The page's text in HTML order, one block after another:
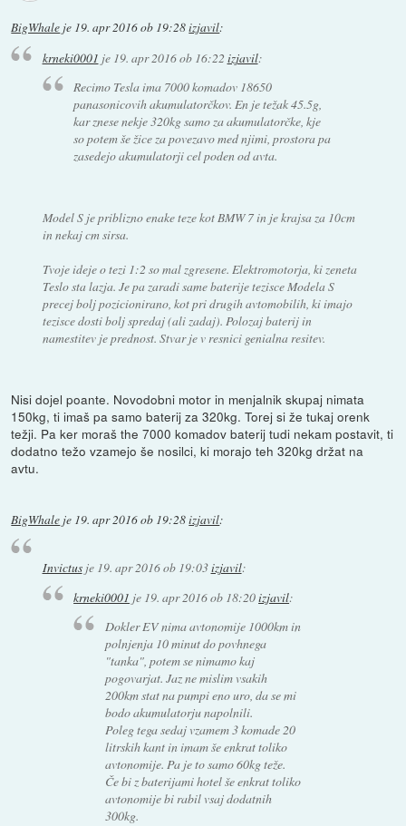
BigWhale je 19. apr 2016 ob 19:28izjavil:
krneki0001 je 19. apr 2016 ob 16:22 izjavil:
Recimo Tesla ima 7000 komadov 18650
panasonicovih akumulatorčkov. En je težak 45.5g,
kar znese nekje 320kg samo za akumulatorčke, kje
so potem še žice za povezavo med njimi, prostora pa
zasedejo akumulatorji cel poden od avta.
Model S je priblizno enake teze kot BMW 7 in je krajsa za 10cm
in nekaj cm sirsa.
Tvoje ideje o tezi 1:2 so mal zgresene. Elektromotorja, ki zeneta
Teslo sta lazja. Je pa zaradi same baterije tezisce Modela S
precej bolj pozicionirano, kot pri drugih avtomobilih, ki imajo
tezisce dosti bolj spredaj (ali zadaj). Polozaj baterij in
namestitev je prednost. Stvar je v resnici genialna resitev.
Nisi dojel poante. Novodobni motor in menjalnik skupaj nimata
150kg, ti imaš pa samo baterij za 320kg. Torej si že tukaj orenk
težji. Pa ker moraš the 7000 komadov baterij tudi nekam postavit, ti
dodatno težo vzamejo še nosilci, ki morajo teh 320kg držat na
avtu.
BigWhale je 19. apr 2016 ob 19:28izjavil:
Invictusje 19. apr 2016 ob 19:03izjavil:
krneki0001 je 19. apr 2016 ob 18:20izjavil:
Dokler EV nima avtonomije 1000km in
polnjenja 10 minut do povhnega
"tanka", potem se nimamo kaj
pogovarjat. Jaz ne mislim vsakih
200km stat na pumpi eno uro, da se mi
bodo akumulatorju napolnili.
Poleg tega sedaj vzamem 3 komade 20
litrskih kant in imam še enkrat toliko
avtonomije. Pa je to samo 60kg teže.
Če bi z baterijami hotel še enkrat toliko
avtonomije bi rabil vsaj dodatnih
300kg.